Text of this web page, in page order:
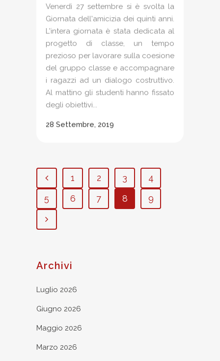
Venerdì 27 settembre si è svolta la
Giornata dell'amicizia dei quinti anni.
L'intera giornata è stata dedicata al
progetto di classe, un tempo
prezioso per lavorare sulla coesione
del gruppo classe e accompagnare
i ragazzi ad un dialogo costruttivo.
Al mattino gli studenti hanno fissato
degli obiettivi...
28 Settembre, 2019
1 2 3
4
5
6 7 8 9
Archivi
Luglio 2026
Giugno 2026
Maggio 2026
Marzo 2026